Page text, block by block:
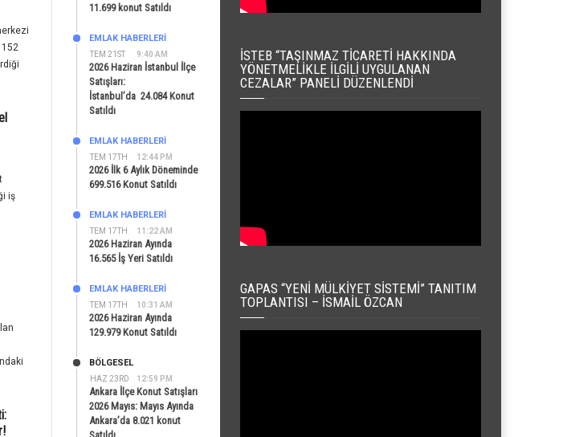
iş
11.699 konut Satıldı
TEM 21ST 9:40 AM
EMLAK HABERLERI
2026 Haziran İstanbul İlçe
Satışları:
İstanbul’da 24.084 Konut
Satıldı
TEM 17TH 12:44 PM
EMLAK HABERLERI
2026 İlk 6 Aylık Döneminde
699.516 Konut Satıldı
TEM 17TH 11:22 AM
EMLAK HABERLERI
2026 Haziran Ayında
16.565 İş Yeri Satıldı
TEM 17TH 10:31 AM
EMLAK HABERLERI
2026 Haziran Ayında
129.979 Konut Satıldı
HAZ 23RD 12:59 PM
BÖLGESEL
Ankara İlçe Konut Satışları
2026 Mayıs: Mayıs Ayında
Ankara’da 8.021 konut
İSTEB “TAŞINMAZ TICARETI HAKKINDA
YÖNETMELIKLE İLGILI UYGULANAN
CEZALAR” PANELI DÜZENLENDI
GAPAS “YENI MÜLKIYET SISTEMI” TANITIM
TOPLANTISI – İSMAIL ÖZCAN